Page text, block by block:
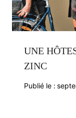
UNE
ZINC
Publié le :